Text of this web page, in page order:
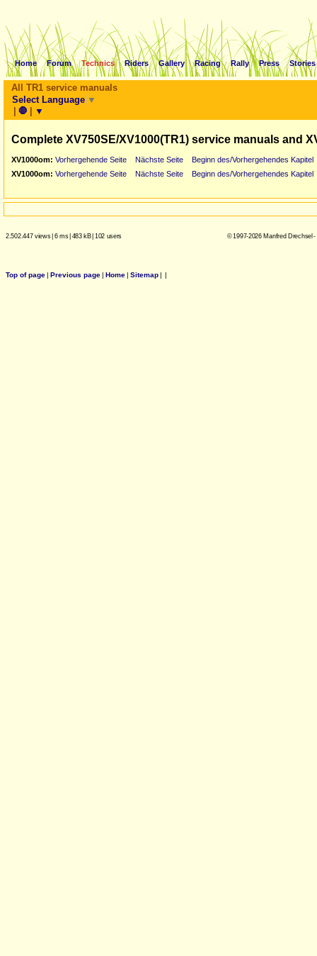
Home Forum Technics Riders Gallery Racing Rally Press Stories
All TR1 service manuals
Select Language ▼
| 🛑 | ▼
Complete XV750SE/XV1000(TR1) service manuals and
XV1000om: Vorhergehende Seite Nächste Seite
Beginn des/Vorhergehendes Kapitel
XV1000om: Vorhergehende Seite Nächste Seite Beginn des/Vorhergehendes Kapitel
2.502.447 views| 6 ms| 483 kB| 102 users © 1997-2026 Manfred Drechsel
Top of page| Previous page| Home| Sitemap| |